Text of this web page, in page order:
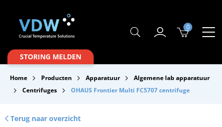
Producten
Branches
Merken
0
STORING MELDEN
Home Producten Apparatuur
Algemene lab apparatuur
Centrifuges
OHAUS Frontier Multi FC5707 centrifuge
Terug naar overzicht